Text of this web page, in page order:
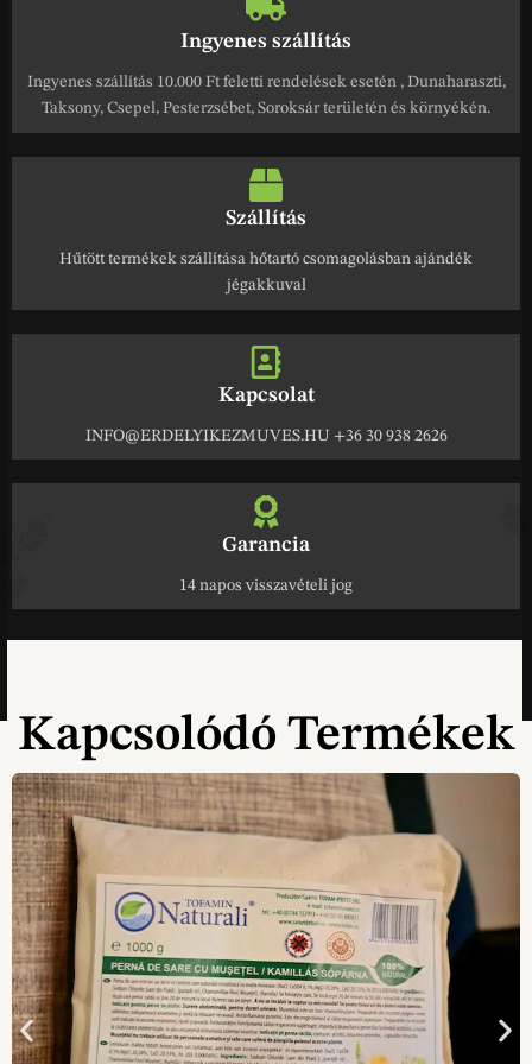
Ingyenes szállítás
Ingyenes szállítás 10.000 Ft feletti rendelések esetén , Dunaharaszti,
Taksony, Csepel, Pesterzsébet, Soroksár területén és környékén.
Szállítás
Hűtött termékek szállítása hőtartó csomagolásban ajándék
jégakkuval
Kapcsolat
INFO@ERDELYIKEZMUVES.HU +36 30 938 2626
Garancia
14 napos visszavételi jog
Kapcsolódó Termékek